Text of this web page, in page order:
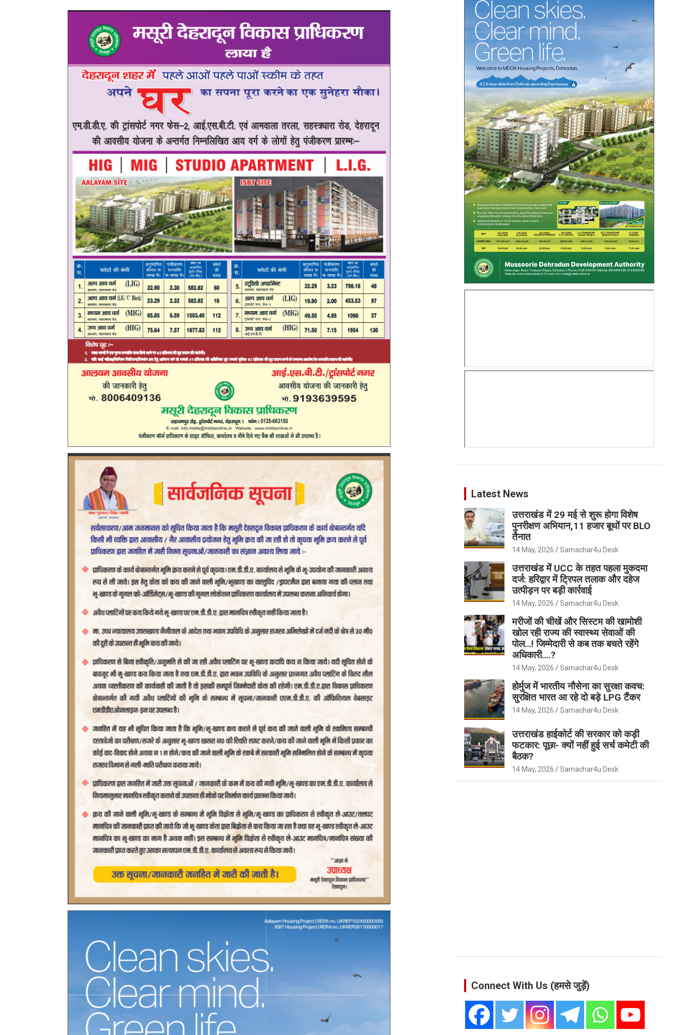
Latest News
उत्तराखंड में 29 मई से शुरू होगा विशेष
पुनरीक्षण अभियान,11 हजार बूथों पर BLO
तैनात
14 May, 2026 Samachar4u Desk
उत्तराखंड में UCC के तहत पहला मुकदमा
दर्ज: हरिद्वार में ट्रिपल तलाक और दहेज
उत्पीड़न पर बड़ी कार्रवाई
14 May, 2026 Samachar4u Desk
मरीजों की चीखें और सिस्टम की खामोशी
खोल रही राज्य की स्वास्थ्य सेवाओं की
पोल…! जिम्मेदारी से कब तक बचते रहेंगे
अधिकारी….?
14 May, 2026 Samachar4u Desk
होर्मुज में भारतीय नौसेना का सुरक्षा कवच:
सुरक्षित भारत आ रहे दो बड़े LPG टैंकर
14 May, 2026 Samachar4u Desk
उत्तराखंड हाईकोर्ट की सरकार को कड़ी
फटकार: पूछा- क्यों नहीं हुई सर्च कमेटी की
बैठक?
14 May, 2026 Samachar4u Desk
Connect With Us (हमसे जुड़ें)